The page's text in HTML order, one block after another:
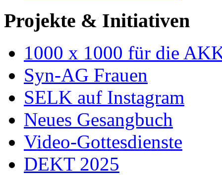
Projekte & Initiativen
1000 x 1000 für die
Syn-AG Frauen
SELK auf Instagram
Neues Gesangbuch
Video-Gottesdienste
DEKT 2025